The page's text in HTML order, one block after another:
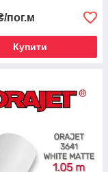
пог.м
Купити